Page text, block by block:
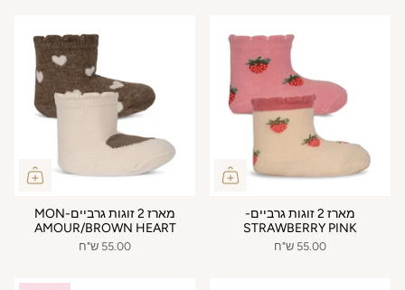
מארז 2 זוגות גרביים-
STRAWBERRY PINK
55.00 ש"ח
מארז 2 זוגות גרביים-MON
AMOUR/BROWN HEART
55.00 ש"ח